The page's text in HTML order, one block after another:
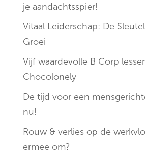
je aandachtsspier!
Vitaal Leiderschap: De
Groei
Vijf waardevolle B Corp
Chocolonely
De tijd voor een
nu!
Rouw & verlies op de
ermee om?